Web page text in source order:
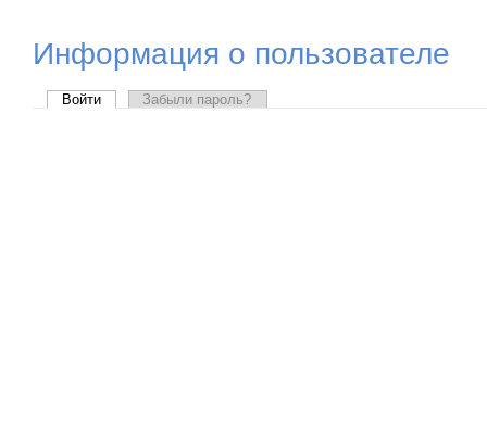
Информация о пользователе
Главные вкладки
Войти (активная вкладка)
Забыли пароль?